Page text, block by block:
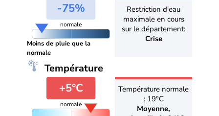
-75%
normale
Moins de pluie que la
normale
Restriction d'eau
maximale en cours
sur le département:
Crise
Température
+5°C
normale
Température normale
: 19°C
Moyenne,